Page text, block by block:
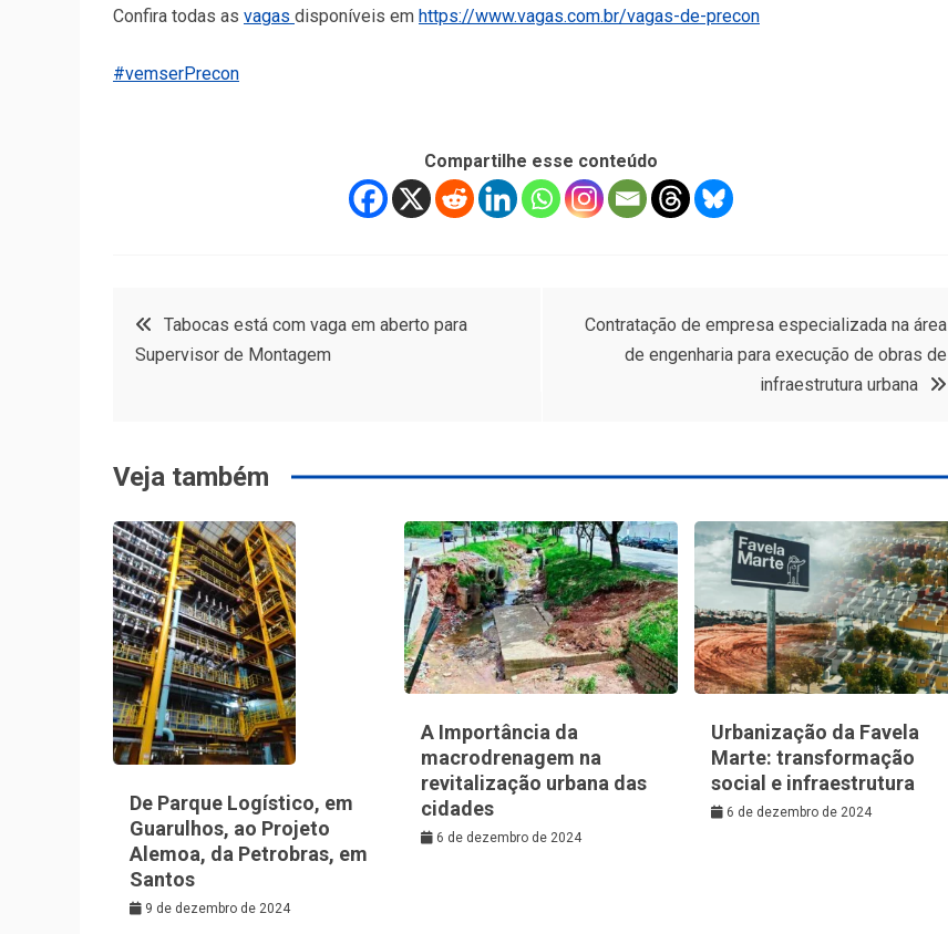
Confira todas as vagas disponíveis em https://www.vagas.com.br/vagas-de-precon
#vemserPrecon
Compartilhe esse conteúdo
Navegação
Tabocas está com vaga em aberto para
Supervisor de Montagem
Contratação de empresa especializada na área
de engenharia para execução de obras de
infraestrutura urbana
Veja também
De Parque Logístico, em
Guarulhos, ao Projeto
Alemoa, da Petrobras, em
Santos
9 de dezembro de 2024
A Importância da
macrodrenagem na
revitalização urbana das
cidades
6 de dezembro de 2024
Urbanização da Favela
Marte: transformação
social e infraestrutura
6 de dezembro de 2024